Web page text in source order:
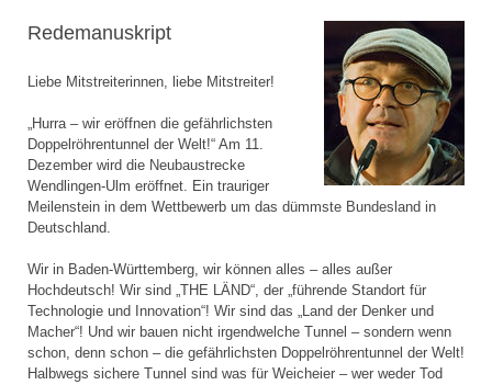
Redemanuskript
Liebe Mitstreiterinnen, liebe Mitstreiter!
„Hurra – wir eröffnen die gefährlichsten
Doppelröhrentunnel der Welt!“ Am 11.
Dezember wird die Neubaustrecke
Wendlingen-Ulm eröffnet. Ein trauriger
Meilenstein in dem Wettbewerb um das dümmste Bundesland in
Deutschland.
Wir in Baden-Württemberg, wir können alles – alles außer
Hochdeutsch! Wir sind „THE LÄND“, der „führende Standort für
Technologie und Innovation“! Wir sind das „Land der Denker und
Macher“! Und wir bauen nicht irgendwelche Tunnel – sondern wenn
schon, denn schon – die gefährlichsten Doppelröhrentunnel der Welt!
Halbwegs sichere Tunnel sind was für Weicheier – wer weder Tod